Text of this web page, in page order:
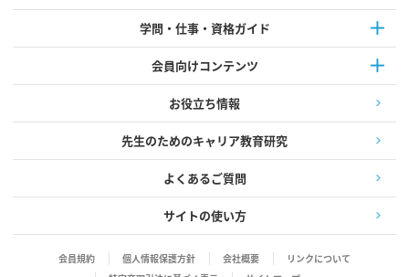
学問・仕事・資格ガイド
会員向けコンテンツ
お役立ち情報
先生のためのキャリア教育研究
よくあるご質問
サイトの使い方
会員規約 個人情報保護方針 会社概要
リンクについて